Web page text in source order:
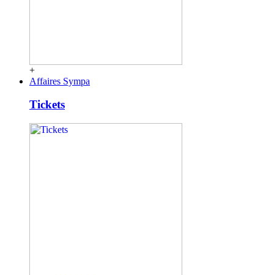
+
Affaires Sympa
Tickets